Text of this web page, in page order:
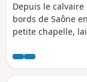
Depuis le
bords de Saône
petite chapelle,